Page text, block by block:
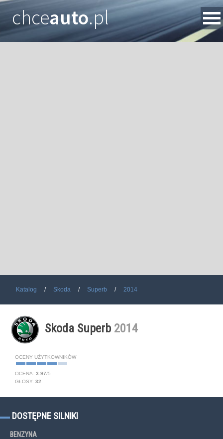
chceauto.pl
Katalog Skoda Superb 2014
Skoda Superb 2014
OCENY UŻYTKOWNIKÓW
OCENA: 3.97/5
GŁOSY: 32
DOSTĘPNE SILNIKI
BENZYNA